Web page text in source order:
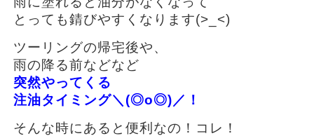
とっても錆びやすくなります(>_<)
ツーリングの帰宅後や、
雨の降る前などなど
突然やってくる
注油タイミング＼(◎o◎)／！
そんな時にあると便利なの！コレ！